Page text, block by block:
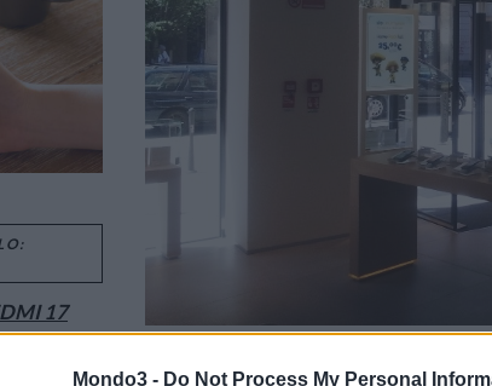
Mondo3 - Do Not Process My Personal
17
E